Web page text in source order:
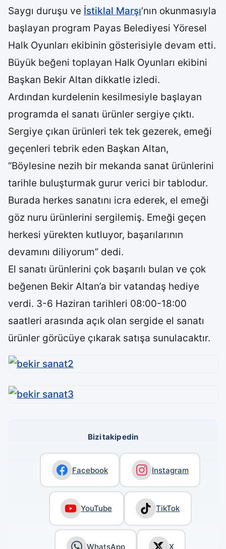
Saygı duruşu ve İstiklal Marşı’nın okunmasıyla
başlayan program Payas Belediyesi Yöresel
Halk Oyunları ekibinin gösterisiyle devam etti.
Büyük beğeni toplayan Halk Oyunları ekibini
Başkan Bekir Altan dikkatle izledi.
Ardından kurdelenin kesilmesiyle başlayan
programda el sanatı ürünler sergiye çıktı.
Sergiye çıkan ürünleri tek tek gezerek, emeği
geçenleri tebrik eden Başkan Altan,
“Böylesine nezih bir mekanda sanat ürünlerini
tarihle buluşturmak gurur verici bir tablodur.
Burada herkes sanatını icra ederek, el emeği
göz nuru ürünlerini sergilemiş. Emeği geçen
herkesi yürekten kutluyor, başarılarının
devamını diliyorum” dedi.
El sanatı ürünlerini çok başarılı bulan ve çok
beğenen Bekir Altan’a bir vatandaş hediye
verdi. 3-6 Haziran tarihleri 08:00-18:00
saatleri arasında açık olan sergide el sanatı
ürünler görücüye çıkarak satışa sunulacaktır.
Bizi takip edin
Facebook Instagram
YouTube TikTok
WhatsApp X